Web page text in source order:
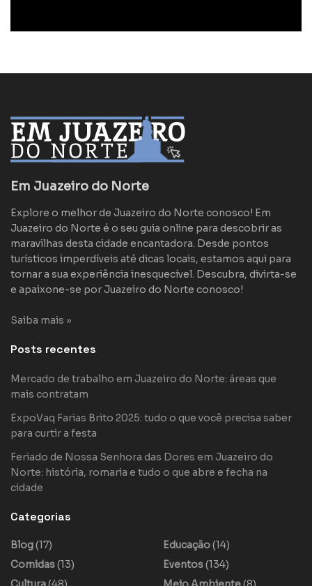
Em Juazeiro do Norte
Explore o melhor de Juazeiro do Norte conosco! Em
Juazeiro do Norte é o seu guia online para descobrir as
maravilhas desta cidade encantadora. Desde pontos
turísticos imperdíveis até dicas locais, estamos aqui para
tornar a sua experiência inesquecível. Descubra, divirta-se
e apaixone-se por Juazeiro do Norte conosco!
Saiba mais »
Posts recentes
Mercado de trabalho em Juazeiro do Norte: áreas que
mais contratam
ExpoVaq Farias Brito 2025: tudo o que você precisa saber
para curtir a festa
Feriado de Nossa Senhora das Dores em Juazeiro do
Norte: história, romaria e tudo o que abre e fecha na
cidade
Categorias
Blog(17)
Comidas(13)
Educação(14)
Eventos(134)